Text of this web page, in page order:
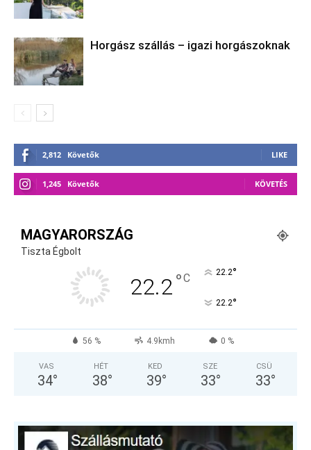
Horgász szállás – igazi horgászoknak
2,812 Követők LIKE
1,245 Követők KÖVETÉS
MAGYARORSZÁG
Tiszta Égbolt
22.2°C 22.2°
22.2°
56 % 4.9kmh 0 %
VAS
34°
HÉT
38°
KED
39°
SZE
33°
CSÜ
33°